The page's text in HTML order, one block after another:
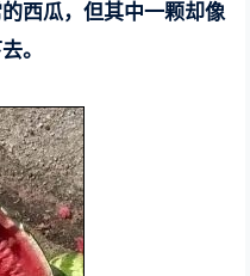
西瓜，但其中一颗却像
。